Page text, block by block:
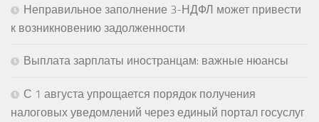
Неправильное заполнение 3-НДФЛ может привести
к возникновению задолженности
Выплата зарплаты иностранцам: важные нюансы
С 1 августа упрощается порядок получения
налоговых уведомлений через единый портал госуслуг